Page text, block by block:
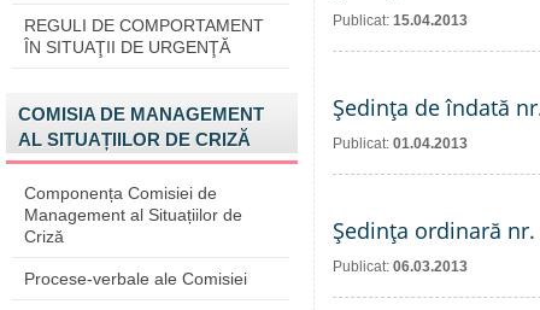
REGULI DE COMPORTAMENT
ÎN SITUAŢII DE URGENŢĂ
COMISIA DE MANAGEMENT
AL SITUAȚIILOR DE CRIZĂ
Componența Comisiei de
Management al Situațiilor de
Criză
Procese-verbale ale Comisiei
Publicat: 15.04.2013
Şedinţa de îndată
Publicat: 01.04.2013
Şedinţa ordinară
Publicat: 06.03.2013